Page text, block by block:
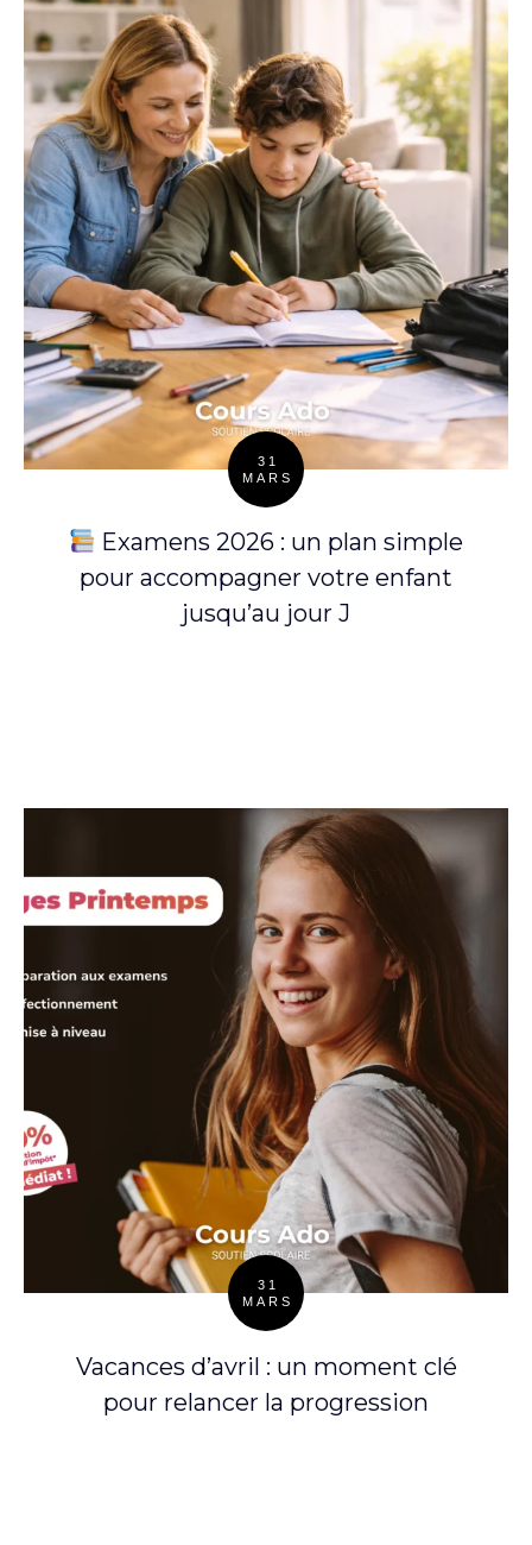
31
MARS
Examens 2026 : un plan simple
pour accompagner votre enfant
jusqu’au jour J
31
MARS
Vacances d’avril : un moment clé
pour relancer la progression